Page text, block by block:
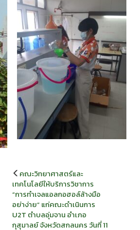
แนะแนว
เรื่อง
คณะวิทยาศาสตร์และ
เทคโนโลยีให้บริการวิชาการ
“การทำเจลแอลกอฮอล์ล้างมือ
อย่าง่าย” แก่คณะดำเนินการ
U2T ตำบลอุ่มจาน อำเภอ
กุสุมาลย์ จังหวัดสกลนคร วันที่ 11